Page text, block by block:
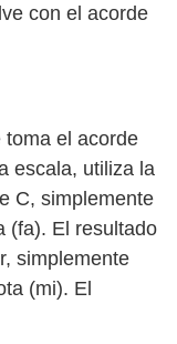
con el acorde
toma el acorde
escala, utiliza la
C, simplemente
(fa). El resultado
simplemente
(mi). El